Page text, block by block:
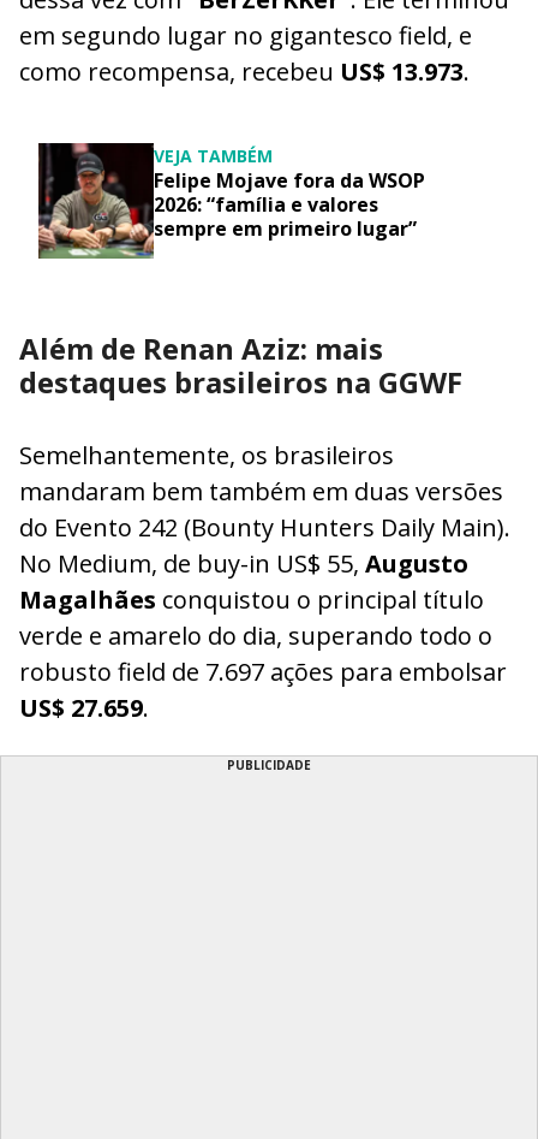
em segundo lugar no gigantesco field, e
como recompensa, recebeu US$ 13.973.
VEJA TAMBÉM
Felipe Mojave fora da WSOP
2026: “família e valores
sempre em primeiro lugar”
Além de Renan Aziz: mais
destaques brasileiros na GGWF
Semelhantemente, os brasileiros
mandaram bem também em duas versões
do Evento 242 (Bounty Hunters Daily Main).
No Medium, de buy-in US$ 55, Augusto
Magalhães conquistou o principal título
verde e amarelo do dia, superando todo o
robusto field de 7.697 ações para embolsar
US$ 27.659.
PUBLICIDADE